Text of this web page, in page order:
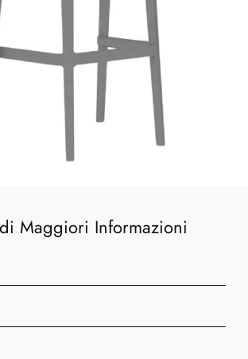
Maggiori Informazioni